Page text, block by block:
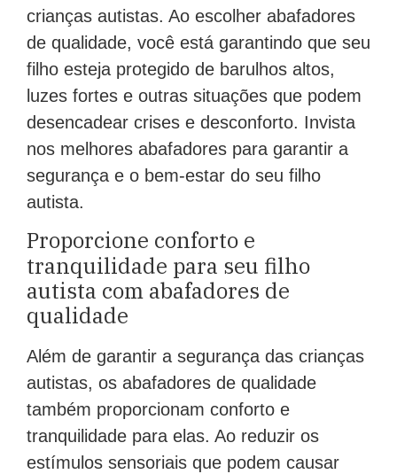
crianças autistas. Ao escolher abafadores
de qualidade, você está garantindo que seu
filho esteja protegido de barulhos altos,
luzes fortes e outras situações que podem
desencadear crises e desconforto. Invista
nos melhores abafadores para garantir a
segurança e o bem-estar do seu filho
autista.
Proporcione conforto e
tranquilidade para seu filho
autista com abafadores de
qualidade
Além de garantir a segurança das crianças
autistas, os abafadores de qualidade
também proporcionam conforto e
tranquilidade para elas. Ao reduzir os
estímulos sensoriais que podem causar